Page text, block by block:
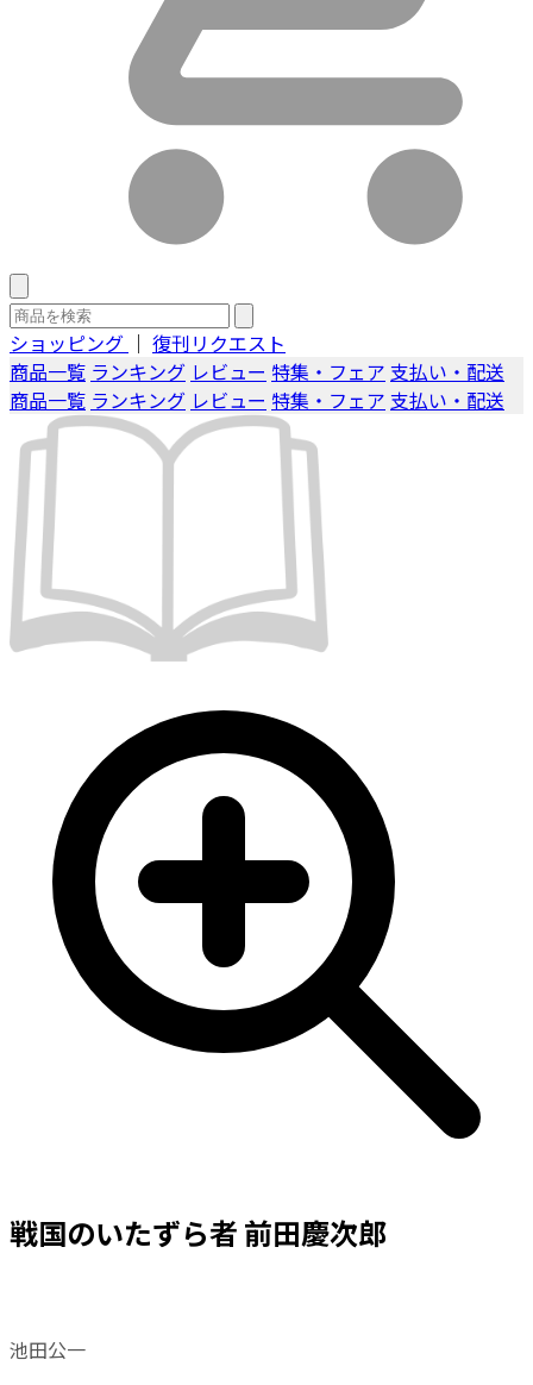
ショッピング ｜ 復刊リクエスト
商品一覧 ランキング レビュー 特集・フェア 支払い・配送
商品一覧 ランキング レビュー 特集・フェア 支払い・配送
戦国のいたずら者 前田慶次郎
池田公一